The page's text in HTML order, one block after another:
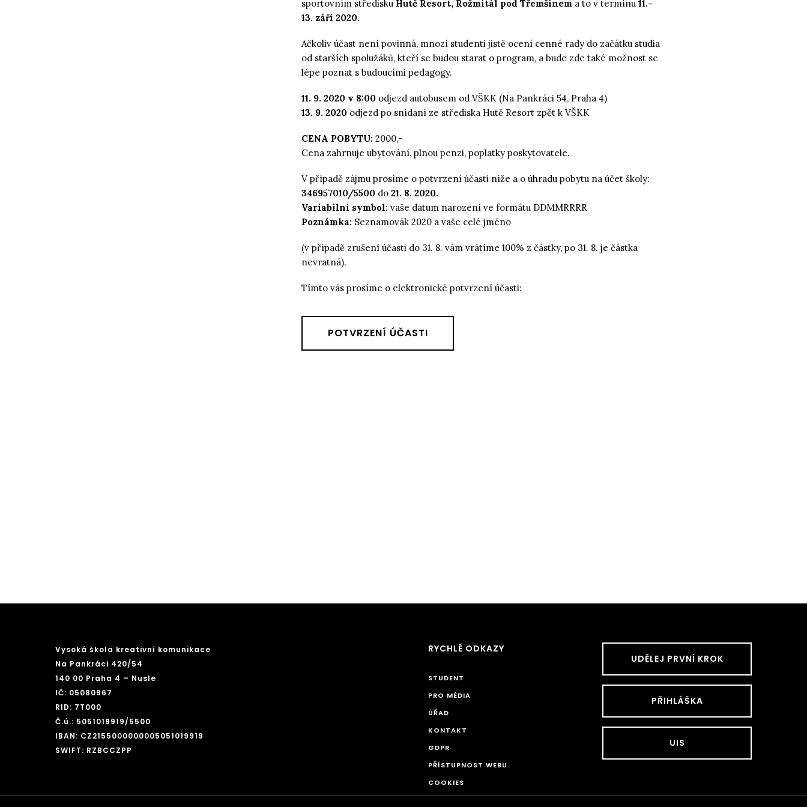
sportovním středisku Hutě Resort, Rožmitál pod Třemšínem a to v termínu 11.-
13. září 2020.
Ačkoliv účast není povinná, mnozí studenti jistě ocení cenné rady do začátku studia
od starších spolužáků, kteří se budou starat o program, a bude zde také možnost se
lépe poznat s budoucími pedagogy.
11. 9. 2020 v 8:00 odjezd autobusem od VŠKK (Na Pankráci 54, Praha 4)
13. 9. 2020 odjezd po snídaní ze střediska Hutě Resort zpět k VŠKK
CENA POBYTU: 2000,-
Cena zahrnuje ubytování, plnou penzi, poplatky poskytovatele.
V případě zájmu prosíme o potvrzení účasti níže a o úhradu pobytu na účet školy:
346957010/5500 do 21. 8. 2020.
Variabilní symbol: vaše datum narození ve formátu DDMMRRRR
Poznámka: Seznamovák 2020 a vaše celé jméno
(v případě zrušení účasti do 31. 8. vám vrátíme 100% z částky, po 31. 8. je částka
nevratná).
Tímto vás prosíme o elektronické potvrzení účasti:
POTVRZENÍ ÚČASTI
UDĚLEJ PRVNÍ KROK
PŘIHLÁŠKA
UIS
RYCHLÉ ODKAZY
STUDENT
PRO MÉDIA
ÚŘAD
KONTAKT
GDPR
PŘÍSTUPNOST WEBU
COOKIES
Vysoká škola kreativní komunikace
Na Pankráci 420/54
140 00 Praha 4 – Nusle
IČ: 05080967
RID: 7T000
Č.ú.: 5051019919/5500
IBAN: CZ2155000000005051019919
SWIFT: RZBCCZPP